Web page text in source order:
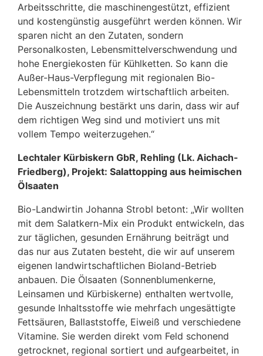
Arbeitsschritte, die maschinengestützt, effizient
und kostengünstig ausgeführt werden können. Wir
sparen nicht an den Zutaten, sondern
Personalkosten, Lebensmittelverschwendung und
hohe Energiekosten für Kühlketten. So kann die
Außer-Haus-Verpflegung mit regionalen Bio-
Lebensmitteln trotzdem wirtschaftlich arbeiten.
Die Auszeichnung bestärkt uns darin, dass wir auf
dem richtigen Weg sind und motiviert uns mit
vollem Tempo weiterzugehen.“
Lechtaler Kürbiskern GbR, Rehling (Lk. Aichach-
Friedberg), Projekt: Salattopping aus heimischen
Ölsaaten
Bio-Landwirtin Johanna Strobl betont: „Wir wollten
mit dem Salatkern-Mix ein Produkt entwickeln, das
zur täglichen, gesunden Ernährung beiträgt und
das nur aus Zutaten besteht, die wir auf unserem
eigenen landwirtschaftlichen Bioland-Betrieb
anbauen. Die Ölsaaten (Sonnenblumenkerne,
Leinsamen und Kürbiskerne) enthalten wertvolle,
gesunde Inhaltsstoffe wie mehrfach ungesättigte
Fettsäuren, Ballaststoffe, Eiweiß und verschiedene
Vitamine. Sie werden direkt vom Feld schonend
getrocknet, regional sortiert und aufgearbeitet, in